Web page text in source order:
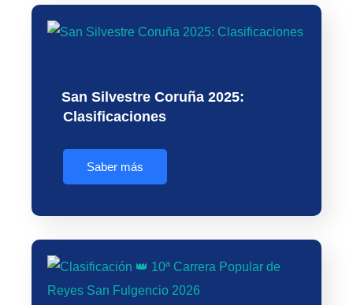
San Silvestre Coruña 2025:
Clasificaciones
Saber más